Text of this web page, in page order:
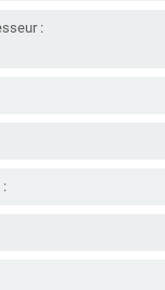
:
: